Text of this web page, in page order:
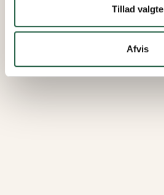
Tillad valgte
Afvis